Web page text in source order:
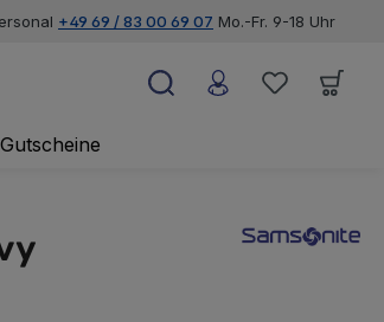
+49 69 / 83 00 69 07 Mo.-Fr. 9-18 Uhr
Gutscheine